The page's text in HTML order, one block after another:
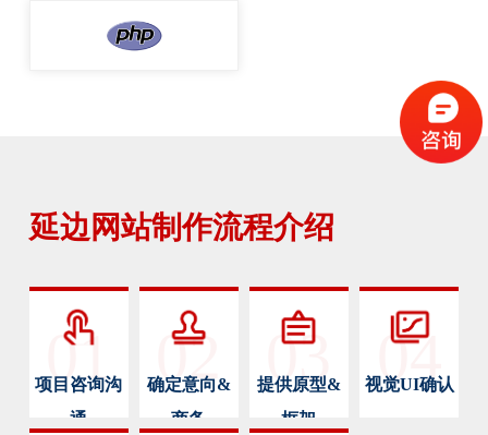
延边网站制作流程介绍
01
项目咨询沟
通
02
确定意向&
商务
03
提供原型&
框架
04
视觉UI确认